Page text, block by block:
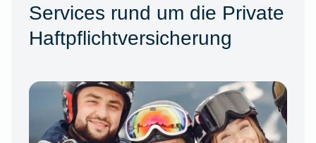
Services rund um die Private
Haftpflichtversicherung